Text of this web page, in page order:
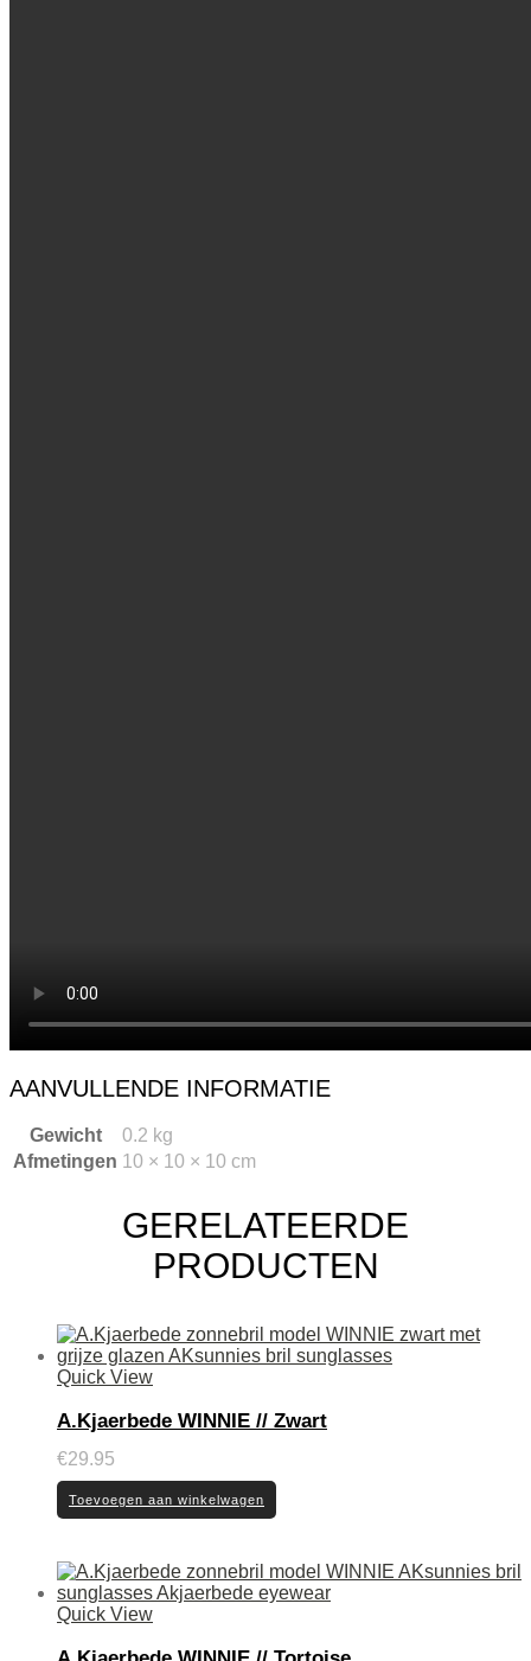
AANVULLENDE INFORMATIE
Gewicht
0.2 kg
Afmetingen 10 × 10 × 10 cm
GERELATEERDE
PRODUCTEN
Quick View
A.Kjaerbede WINNIE // Zwart
€29.95
Toevoegen aan winkelwagen
Quick View